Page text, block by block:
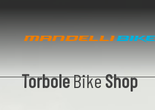
TorboleBikeShop